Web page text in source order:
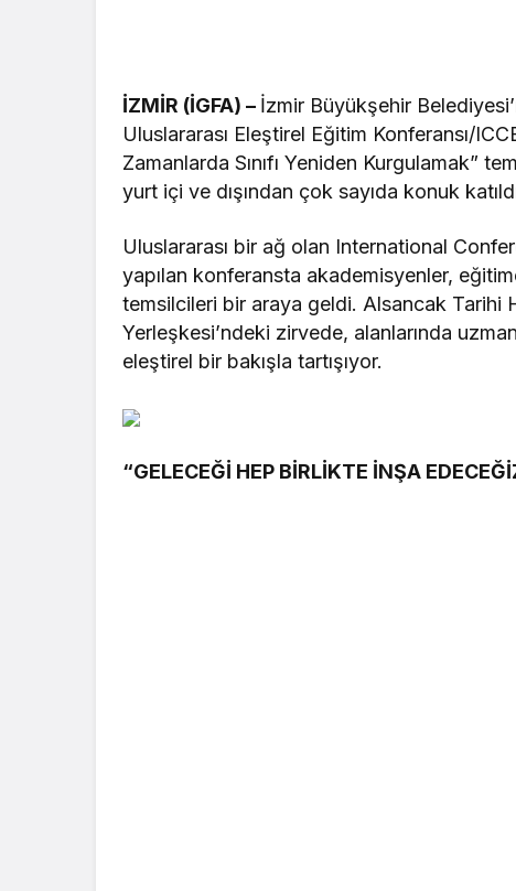
İZMİR (İGFA) – İzmir Büyükşehir
Uluslararası Eleştirel Eğitim Konferansı/
Zamanlarda Sınıfı Yeniden Kurgulamak”
yurt içi ve dışından çok sayıda konuk
Uluslararası bir ağ olan International
yapılan konferansta akademisyenler,
temsilcileri bir araya geldi. Alsancak Tarihi
Yerleşkesi’ndeki zirvede, alanlarında
eleştirel bir bakışla tartışıyor.
“GELECEĞİ HEP BİRLİKTE İNŞA